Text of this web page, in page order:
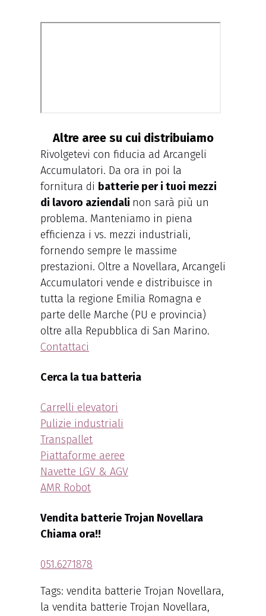
Altre aree su cui distribuiamo
Rivolgetevi con fiducia ad Arcangeli
Accumulatori. Da ora in poi la
fornitura di batterie per i tuoi mezzi
di lavoro aziendali non sarà più un
problema. Manteniamo in piena
efficienza i vs. mezzi industriali,
fornendo sempre le massime
prestazioni. Oltre a Novellara, Arcangeli
Accumulatori vende e distribuisce in
tutta la regione Emilia Romagna e
parte delle Marche (PU e provincia)
oltre alla Repubblica di San Marino.
Contattaci
Cerca la tua batteria
Carrelli elevatori
Pulizie industriali
Transpallet
Piattaforme aeree
Navette LGV & AGV
AMR Robot
Vendita batterie Trojan Novellara
Chiama ora!!
051.6271878
Tags: vendita batterie Trojan Novellara,
la vendita batterie Trojan Novellara,